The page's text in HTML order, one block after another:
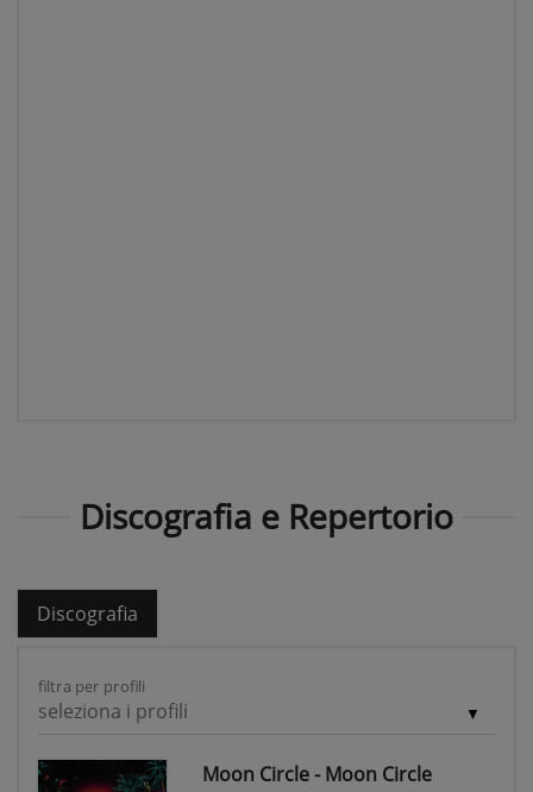
Discografia e Repertorio
Discografia
filtra per profili
seleziona i profili
Moon Circle - Moon Circle